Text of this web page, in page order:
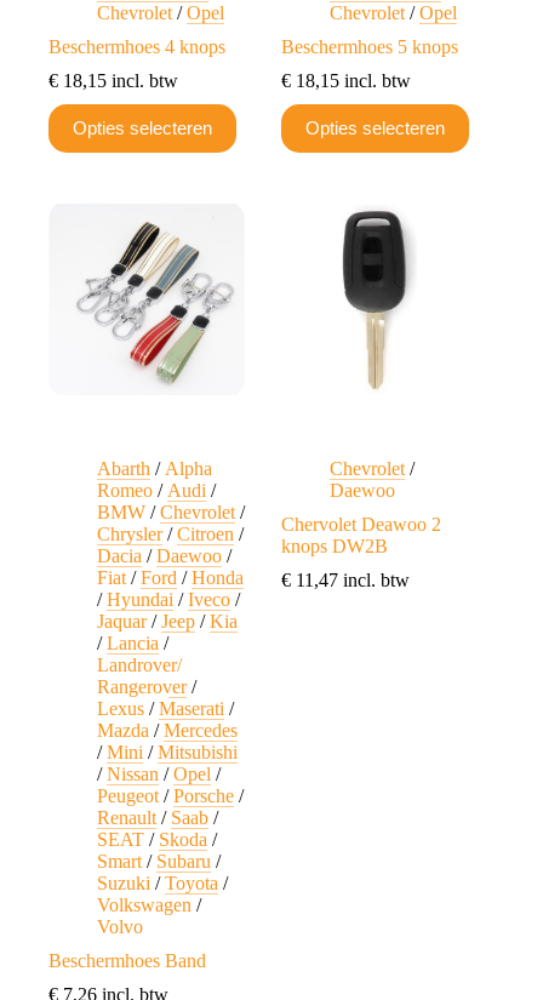
Chevrolet /Opel
Beschermhoes 4 knops
€ 18,15 incl. btw
Opties selecteren
Dit
product
heeft
gekozen
worden
productpagina
Chevrolet /Opel
Beschermhoes 5 knops
€ 18,15 incl. btw
Opties selecteren
Dit
product
heeft
gekozen
Abarth / Alpha
Romeo / Audi /
BMW /Chevrolet /
Chrysler/Citroen /
Dacia /Daewoo /
Fiat /Ford /Honda
/Hyundai /Iveco /
Jaquar/Jeep /Kia
/Lancia /
Landrover/
Rangerover/
Lexus /Maserati /
Mazda /Mercedes
/Mini /Mitsubishi
/Nissan /Opel /
Peugeot /Porsche /
Renault / Saab /
SEAT / Skoda /
Smart / Subaru /
Suzuki /Toyota /
Volkswagen /
Volvo
Beschermhoes Band
€ 7,26 incl. btw
Chevrolet /
Daewoo
Chervolet Deawoo 2
knops DW2B
€ 11,47 incl. btw